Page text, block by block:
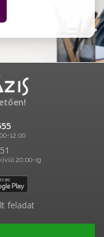
12:00
20:00-ig
feladat